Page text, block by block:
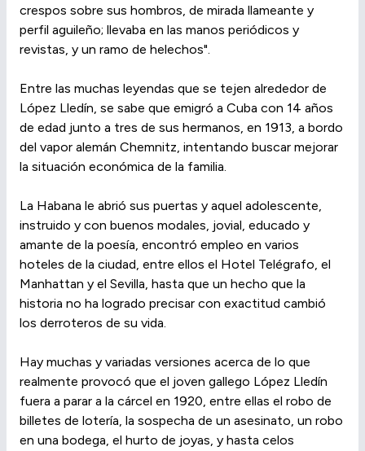
crespos sobre sus hombros, de mirada llameante y
perfil aguileño; llevaba en las manos periódicos y
revistas, y un ramo de helechos".
Entre las muchas leyendas que se tejen alrededor de
López Lledín, se sabe que emigró a Cuba con 14 años
de edad junto a tres de sus hermanos, en 1913, a bordo
del vapor alemán Chemnitz, intentando buscar mejorar
la situación económica de la familia.
La Habana le abrió sus puertas y aquel adolescente,
instruido y con buenos modales, jovial, educado y
amante de la poesía, encontró empleo en varios
hoteles de la ciudad, entre ellos el Hotel Telégrafo, el
Manhattan y el Sevilla, hasta que un hecho que la
historia no ha logrado precisar con exactitud cambió
los derroteros de su vida.
Hay muchas y variadas versiones acerca de lo que
realmente provocó que el joven gallego López Lledín
fuera a parar a la cárcel en 1920, entre ellas el robo de
billetes de lotería, la sospecha de un asesinato, un robo
en una bodega, el hurto de joyas, y hasta celos